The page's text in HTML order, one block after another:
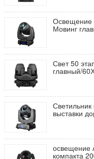
Освещение
Мовинг
Свет 50
главный/
выставки
освещение
компакта